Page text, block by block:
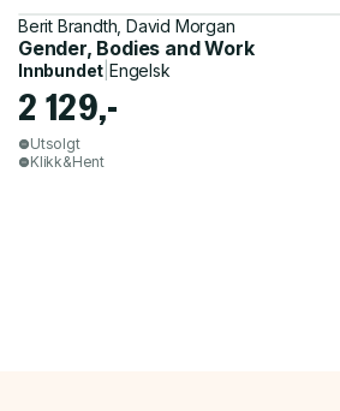
Berit Brandth, David Morgan
Gender, Bodies and Work
Innbundet |Engelsk
2 129,-
Utsolgt
Klikk&Hent